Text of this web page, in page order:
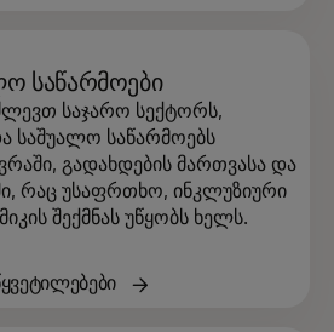
საწარმოები
საჯარო სექტორს,
საშუალო საწარმოებს
გადახდების მართვასა და
რაც უსაფრთხო, ინკლუზიური
შექმნას უწყობს ხელს.